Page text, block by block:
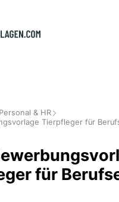
Personal & HR
Tierpfleger für
für